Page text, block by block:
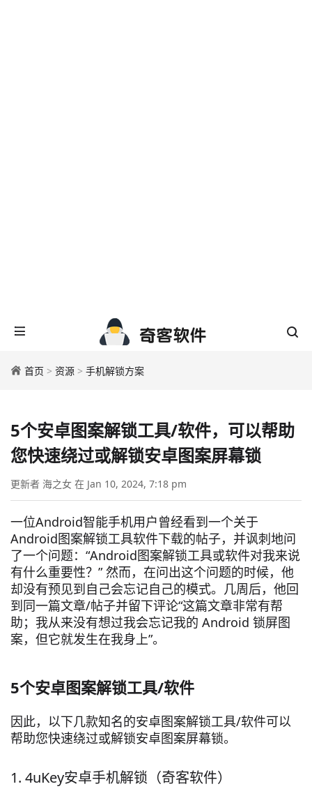
首页 > 资源 > 手机解锁方案
5个安卓图案解锁工具/软件，可以帮助
您快速绕过或解锁安卓图案屏幕锁
更新者 海之女 在 Jan 10, 2024, 7:18 pm
一位Android智能手机用户曾经看到一个关于
Android图案解锁工具软件下载的帖子，并讽刺地问
了一个问题：“Android图案解锁工具或软件对我来说
有什么重要性？” 然而，在问出这个问题的时候，他
却没有预见到自己会忘记自己的模式。几周后，他回
到同一篇文章/帖子并留下评论“这篇文章非常有帮
助；我从来没有想过我会忘记我的 Android 锁屏图
案，但它就发生在我身上”。
5个安卓图案解锁工具/软件
因此，以下几款知名的安卓图案解锁工具/软件可以
帮助您快速绕过或解锁安卓图案屏幕锁。
1. 4uKey安卓手机解锁（奇客软件）